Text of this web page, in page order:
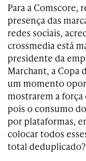
Para a Comscore,
presença das
redes sociais,
crossmedia está
presidente da
Marchant, a Copa
um momento
mostrarem a
pois o consumo
por plataformas,
colocar todos
total